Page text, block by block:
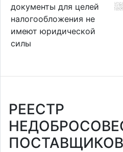
документы для целей
налогообложения не
имеют юридической
силы
РЕЕСТР
ПОСТАВЩИКОВ